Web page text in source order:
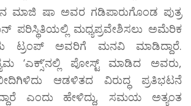
ಮಾಜಿ ಷಾ ಅವರ ಗಡಿಪಾರುಗೊಂಡ ಪುತ್ರ
ಪರಿಸ್ಥಿತಿಯಲ್ಲಿ ಮಧ್ಯಪ್ರವೇಶಿಸಲು ಅಮೆರಿಕ
ಟ್ರಂಪ್ ಅವರಿಗೆ ಮನವಿ ಮಾಡಿದ್ದಾರೆ.
‘ಎಕ್ಸ್’ನಲ್ಲಿ ಪೋಸ್ಟ್ ಮಾಡಿದ ಅವರು,
ಆಡಳಿತದ ವಿರುದ್ಧ ಪ್ರತಿಭಟನೆ
ಎಂದು ಹೇಳಿದ್ದು, ಸಮಯ ಅತ್ಯಂತ